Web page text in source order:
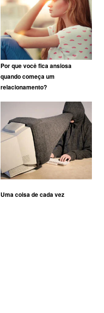
Por que você fica ansiosa
quando começa um
relacionamento?
Uma coisa de cada vez